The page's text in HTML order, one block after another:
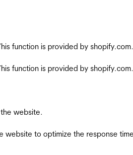
function is provided by shopify.com.
function is provided by shopify.com.
website.
to optimize the response